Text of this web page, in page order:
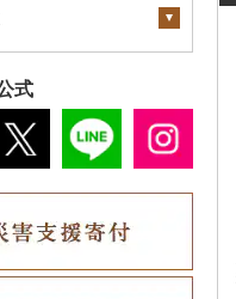
村
市
沢町
市
舎館村
森県（県庁）
屋村
町
渡市
町
槌町
町
町
町
郷町
三陸町
原町
潟町
町
川町
江市
川町
畠町
町
町
村
市
地町
尾村
町
市
町
市
田市
川市
県（県庁）
町
村
町
崎市
馬県（県庁）
原町
市
町
町
松山市
間市
市
白里市
町
市
更津市
原市
市
谷区
出町
区
谷区
代田区
区
町
町
市
ヶ崎市
崎市
名市
町
村
町
潟市
町
市
市
波山村
市
村
村
諸市
曽町
根市
村
町
市
ケ原町
宗町
川村
の国市
町
根本町
士市
豆町
市
市
市
城市
日井市
市
町
市
町
市
田辺市
日市
野市
府（府庁）
市
南町
泉市
市
市
川町
市
西市
塚市
篠山市
村
市
町
日香村
野町
郡山市
町
町
み町
高町
田川町
山県（県庁）
市
村
の島町
賀町
雲市
島町
市
市
町
口市
作市
町
市
市市
島町
山市
島市
市
町
県（県庁）
市
布施町
府市
陽小野田市
市
町
賀町
好市
町
市
島町
ぬき市
市
治市
北町
浜市
美市
村
川市
田町
刀洗町
町
野市
賀県（県庁）
町
浦市
市
町
町
式